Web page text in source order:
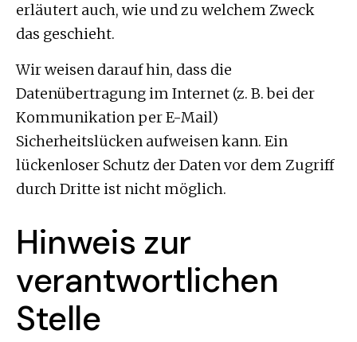
erläutert auch, wie und zu welchem Zweck
das geschieht.
Wir weisen darauf hin, dass die
Datenübertragung im Internet (z. B. bei der
Kommunikation per E-Mail)
Sicherheitslücken aufweisen kann. Ein
lückenloser Schutz der Daten vor dem Zugriff
durch Dritte ist nicht möglich.
Hinweis zur
verantwortlichen
Stelle